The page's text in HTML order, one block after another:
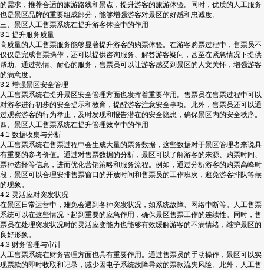
的需求，推荐合适的旅游路线和景点，提升游客的旅游体验。同时，优质的人工服务
也是景区品牌的重要组成部分，能够增强游客对景区的好感和忠诚度。
三、景区人工售票系统在提升游客体验中的作用
3.1 提升服务质量
高质量的人工售票服务能够显著提升游客的购票体验。在游客购票过程中，售票员不
仅仅是完成售票操作，还可以提供咨询服务、解答游客疑问，甚至在紧急情况下提供
帮助。通过热情、耐心的服务，售票员可以让游客感受到景区的人文关怀，增强游客
的满意度。
3.2 增强景区安全管理
人工售票系统在提升景区安全管理方面也发挥着重要作用。售票员在售票过程中可以
对游客进行初步的安全提示和教育，提醒游客注意安全事项。此外，售票员还可以通
过观察游客的行为举止，及时发现和报告潜在的安全隐患，确保景区内的安全秩序。
四、景区人工售票系统在提升管理效率中的作用
4.1 数据收集与分析
人工售票系统在售票过程中会生成大量的票务数据，这些数据对于景区管理者来说具
有重要的参考价值。通过对售票数据的分析，景区可以了解游客的来源、购票时间、
票种选择等信息，进而优化营销策略和服务流程。例如，通过分析游客的购票高峰时
段，景区可以合理安排售票窗口的开放时间和售票员的工作班次，避免游客排队等候
的现象。
4.2 灵活应对突发状况
在景区日常运营中，难免会遇到各种突发状况，如系统故障、网络中断等。人工售票
系统可以在这些情况下起到重要的应急作用，确保景区售票工作的连续性。同时，售
票员在处理突发状况时的灵活应变能力也能够有效缓解游客的不满情绪，维护景区的
良好形象。
4.3 财务管理与审计
人工售票系统在财务管理方面也具有重要作用。通过售票员的手动操作，景区可以实
现票款的即时收取和记录，减少因电子系统故障导致的票款流失风险。此外，人工售